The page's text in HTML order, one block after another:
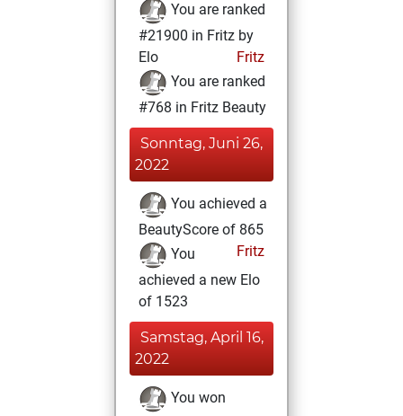
You are ranked
#21900 in Fritz by
Elo
Fritz
You are ranked
#768 in Fritz Beauty
Sonntag, Juni 26,
2022
You achieved a
BeautyScore of 865
Fritz
You
achieved a new Elo
of 1523
Samstag, April 16,
2022
You won